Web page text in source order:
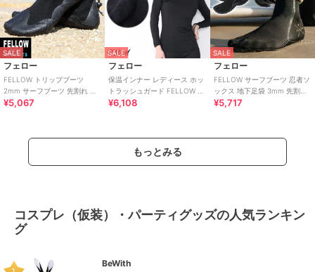
SALE
フェロー
FELLOW トリップブーツ
2mm サーフブーツ 先割れ ス
プリット サーフィン SUP 怪我
¥5,067
SALE
フェロー
保温インナー レディース ホッ
トラッシュガード FELLOW 裏
起毛 紫外線予防 UPF53+ 長袖
¥6,108
SALE
フェロー
FELLOW サーフブーツ 忍者ソ
ックス 地下足袋 3mm 先割れ
タイプ スプリット サーフィン
¥5,717
もっとみる
コスプレ（仮装）・パーティグッズの人気ランキン
グ
BeWith